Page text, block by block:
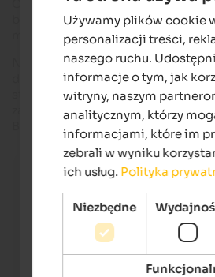
Ski bus in South Tyrol
Easy access by bus to South
IDM Südtirol-Alto Adige / Manuel
Cime di Lavaredo, Alta Badia i Valli
busy dowożą miłośników sportów
mieszkania do odpowiedniej stacji
Na przykład z Plan de Corones/
dołączyć do popularnejkaruzeli
stacji w dolinie Piculin po stronie
zabiera narciarzy co 20 minut do
Badia, skąd można dotrzeć do
Używamy plików cookie
personalizacji treści,
naszego ruchu.
informacje o tym, jak
witryny, naszym
analitycznym, którzy
informacjami, które im
zebrali w wyniku
ich usług. Polityka
Niezbędne